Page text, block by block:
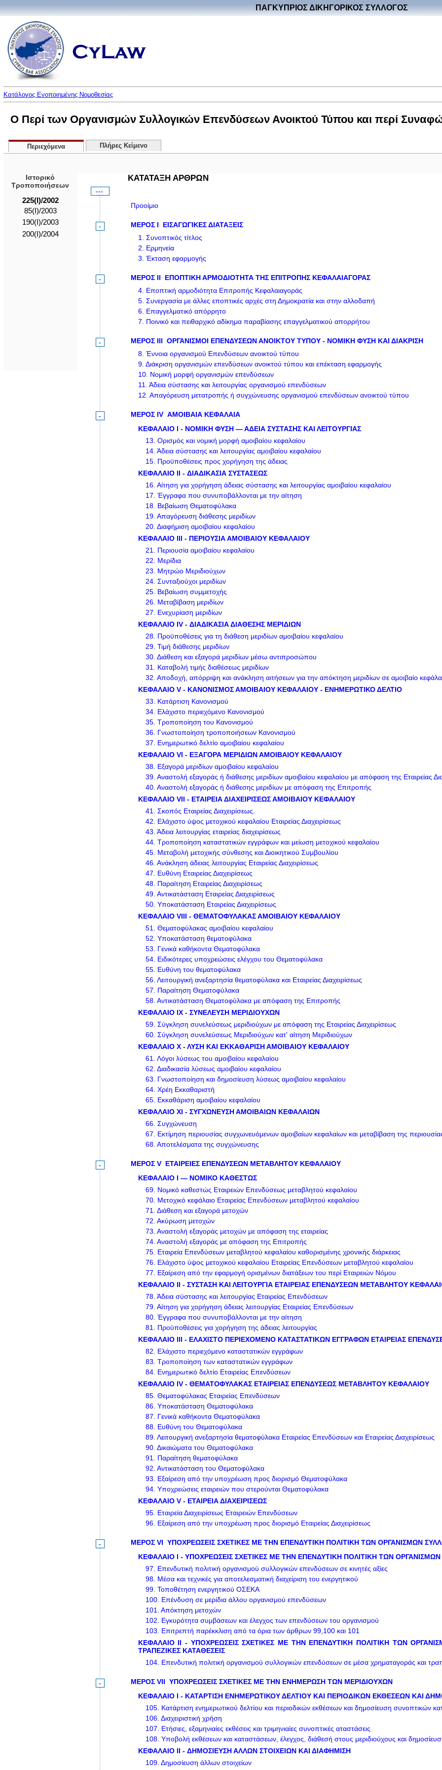
ΠΑΓΚΥΠΡΙΟΣ ΔΙΚΗΓΟΡΙΚΟΣ ΣΥΛΛΟΓΟΣ
Κατάλογος Ενοποιημένης Νομοθεσίας
Ο Περί των Οργανισμών Συλλογικών Επενδύσεων Ανοικτού Τύπου και περί
Περιεχόμενα Πλήρες Κείμενο
Ιστορικό
Τροποποιήσεων
225(I)/2002
85(I)/2003
190(I)/2003
200(I)/2004
ΚΑΤΑΤΑΞΗ ΑΡΘΡΩΝ
---
Προοίμιο
- ΜΕΡΟΣ I
ΕΙΣΑΓΩΓΙΚΕΣ ΔΙΑΤΑΞΕΙΣ
1. Συνοπτικός τίτλος
2. Ερμηνεία
3. Έκταση εφαρμογής
- ΜΕΡΟΣ II
ΕΠΟΠΤΙΚΗ ΑΡΜΟΔΙΟΤΗΤΑ ΤΗΣ ΕΠΙΤΡΟΠΗΣ ΚΕΦΑΛΑΙΑΓΟΡΑΣ
4. Εποπτική αρμοδιότητα Επιτροπής Κεφαλαιαγοράς
5. Συνεργασία με άλλες εποπτικές αρχές στη Δημοκρατία και στην αλλοδαπή
6. Επαγγελματικό απόρρητο
7. Ποινικό και πειθαρχικό αδίκημα παραβίασης επαγγελματικού απορρήτου
- ΜΕΡΟΣ III ΟΡΓΑΝΙΣΜΟΙ ΕΠΕΝΔΥΣΕΩΝ ΑΝΟΙΚΤΟΥ ΤΥΠΟΥ - ΝΟΜΙΚΗ ΦΥΣΗ ΚΑΙ ΔΙΑΚΡΙΣΗ
8. Έννοια οργανισμού Επενδύσεων ανοικτού τύπου
9. Διάκριση οργανισμών επενδύσεων ανοικτού τύπου και επέκταση εφαρμογής
10. Νομική μορφή οργανισμών επενδύσεων
11. Άδεια σύστασης και λειτουργίας οργανισμού επενδύσεων
12. Απαγόρευση μετατροπής ή συγχώνευσης οργανισμού επενδύσεων ανοικτού τύπου
- ΜΕΡΟΣ IV ΑΜΟΙΒΑΙΑ ΚΕΦΑΛΑΙΑ
ΚΕΦΑΛΑΙΟ I - ΝΟΜΙΚΗ ΦΥΣΗ — ΑΔΕΙΑ ΣΥΣΤΑΣΗΣ ΚΑΙ ΛΕΙΤΟΥΡΓΙΑΣ
13. Ορισμός και νομική μορφή αμοιβαίου κεφαλαίου
14. Άδεια σύστασης και λειτουργίας αμοιβαίου κεφαλαίου
15. Προϋποθέσεις προς χορήγηση της άδειας
ΚΕΦΑΛΑΙΟ II - ΔΙΑΔΙΚΑΣΙΑ ΣΥΣΤΑΣΕΩΣ
16. Αίτηση για χορήγηση άδειας σύστασης και λειτουργίας αμοιβαίου κεφαλαίου
17. Έγγραφα που συνυποβάλλονται με την αίτηση
18. Βεβαίωση Θεματοφύλακα
19. Απαγόρευση διάθεσης μεριδίων
20. Διαφήμιση αμοιβαίου κεφαλαίου
ΚΕΦΑΛΑΙΟ III - ΠΕΡΙΟΥΣΙΑ ΑΜΟΙΒΑΙΟΥ ΚΕΦΑΛΑΙΟΥ
21. Περιουσία αμοιβαίου κεφαλαίου
22. Μερίδια
23. Μητρώο Μεριδιούχων
24. Συνταξιούχοι μεριδίων
25. Βεβαίωση συμμετοχής
26. Μεταβίβαση μεριδίων
27. Ενεχυρίαση μεριδίων
ΚΕΦΑΛΑΙΟ IV - ΔΙΑΔΙΚΑΣΙΑ ΔΙΑΘΕΣΗΣ ΜΕΡΙΔΙΩΝ
28. Προϋποθέσεις για τη διάθεση μεριδίων αμοιβαίου κεφαλαίου
29. Τιμή διάθεσης μεριδίων
30. Διάθεση και εξαγορά μεριδίων μέσω αντιπροσώπου
31. Καταβολή τιμής διαθέσεως μεριδίων
32. Αποδοχή, απόρριψη και ανάκληση αιτήσεων για την απόκτηση μεριδίων σε αμοιβαίο
ΚΕΦΑΛΑΙΟ V - ΚΑΝΟΝΙΣΜΟΣ ΑΜΟΙΒΑΙΟΥ ΚΕΦΑΛΑΙΟΥ - ΕΝΗΜΕΡΩΤΙΚΟ ΔΕΛΤΙΟ
33. Κατάρτιση Κανονισμού
34. Ελάχιστο περιεχόμενο Κανονισμού
35. Τροποποίηση του Κανονισμού
36. Γνωστοποίηση τροποποιήσεων Κανονισμού
37. Ενημερωτικό δελτίο αμοιβαίου κεφαλαίου
ΚΕΦΑΛΑΙΟ VI - ΕΞΑΓΟΡΑ ΜΕΡΙΔΙΩΝ ΑΜΟΙΒΑΙΟΥ ΚΕΦΑΛΑΙΟΥ
38. Εξαγορά μεριδίων αμοιβαίου κεφαλαίου
39. Αναστολή εξαγοράς ή διάθεσης μεριδίων αμοιβαίου κεφαλαίου με απόφαση της Εταιρείας
40. Αναστολή εξαγοράς ή διάθεσης μεριδίων με απόφαση της Επιτροπής
ΚΕΦΑΛΑΙΟ VII - ΕΤΑΙΡΕΙΑ ΔΙΑΧΕΙΡΙΣΕΩΣ ΑΜΟΙΒΑΙΟΥ ΚΕΦΑΛΑΙΟΥ
41. Σκοπός Εταιρείας Διαχειρίσεως.
42. Ελάχιστο ύψος μετοχικού κεφαλαίου Εταιρείας Διαχειρίσεως
43. Άδεια λειτουργίας εταιρείας διαχειρίσεως
44. Τροποποίηση καταστατικών εγγράφων και μείωση μετοχικού κεφαλαίου
45. Μεταβολή μετοχικής σύνθεσης και Διοικητικού Συμβουλίου
46. Ανάκληση άδειας λειτουργίας Εταιρείας Διαχειρίσεως
47. Ευθύνη Εταιρείας Διαχειρίσεως
48. Παραίτηση Εταιρείας Διαχειρίσεως
49. Αντικατάσταση Εταιρείας Διαχειρίσεως
50. Υποκατάσταση Εταιρείας Διαχειρίσεως
ΚΕΦΑΛΑΙΟ VIII - ΘΕΜΑΤΟΦΥΛΑΚΑΣ ΑΜΟΙΒΑΙΟΥ ΚΕΦΑΛΑΙΟΥ
51. Θεματοφύλακας αμοιβαίου κεφαλαίου
52. Υποκατάσταση θεματοφύλακα
53. Γενικά καθήκοντα Θεματοφύλακα
54. Ειδικότερες υποχρεώσεις ελέγχου του Θεματοφύλακα
55. Ευθύνη του θεματοφύλακα
56. Λειτουργική ανεξαρτησία θεματοφύλακα και Εταιρείας Διαχειρίσεως
57. Παραίτηση Θεματοφύλακα
58. Αντικατάσταση Θεματοφύλακα με απόφαση της Επιτροπής
ΚΕΦΑΛΑΙΟ IX - ΣΥΝΕΛΕΥΣΗ ΜΕΡΙΔΙΟΥΧΩΝ
59. Σύγκληση συνελεύσεως μεριδιούχων με απόφαση της Εταιρείας Διαχειρίσεως
60. Σύγκληση συνελεύσεως Μεριδιούχων κατ' αίτηση Μεριδιούχων
ΚΕΦΑΛΑΙΟ Χ - ΛΥΣΗ ΚΑΙ ΕΚΚΑΘΑΡΙΣΗ ΑΜΟΙΒΑΙΟΥ ΚΕΦΑΛΑΙΟΥ
61. Λόγοι λύσεως του αμοιβαίου κεφαλαίου
62. Διαδικασία λύσεως αμοιβαίου κεφαλαίου
63. Γνωστοποίηση και δημοσίευση λύσεως αμοιβαίου κεφαλαίου
64. Χρέη Εκκαθαριστή
65. Εκκαθάριση αμοιβαίου κεφαλαίου
ΚΕΦΑΛΑΙΟ XI - ΣΥΓΧΩΝΕΥΣΗ ΑΜΟΙΒΑΙΩΝ ΚΕΦΑΛΑΙΩΝ
66. Συγχώνευση
67. Εκτίμηση περιουσίας συγχωνευόμενων αμοιβαίων κεφαλαίων και μεταβίβαση της
68. Αποτελέσματα της συγχώνευσης
- ΜΕΡΟΣ V ΕΤΑΙΡΕΙΕΣ ΕΠΕΝΔΥΣΕΩΝ ΜΕΤΑΒΛΗΤΟΥ ΚΕΦΑΛΑΙΟΥ
ΚΕΦΑΛΑΙΟ I — ΝΟΜΙΚΟ ΚΑΘΕΣΤΩΣ
69. Νομικό καθεστώς Εταιρειών Επενδύσεως μεταβλητού κεφαλαίου
70. Μετοχικό κεφάλαιο Εταιρείας Επενδύσεων μεταβλητού κεφαλαίου
71. Διάθεση και εξαγορά μετοχών
72. Ακύρωση μετοχών
73. Αναστολή εξαγοράς μετοχών με απόφαση της εταιρείας
74. Αναστολή εξαγοράς με απόφαση της Επιτροπής
75. Εταιρεία Επενδύσεων μεταβλητού κεφαλαίου καθορισμένης χρονικής διάρκειας
76. Ελάχιστο ύψος μετοχικού κεφαλαίου Εταιρείας Επενδύσεων μεταβλητού κεφαλαίου
77. Εξαίρεση από την εφαρμογή ορισμένων διατάξεων του περί Εταιρειών Νόμου
ΚΕΦΑΛΑΙΟ II - ΣΥΣΤΑΣΗ ΚΑΙ ΛΕΙΤΟΥΡΓΙΑ ΕΤΑΙΡΕΙΑΣ ΕΠΕΝΔΥΣΕΩΝ ΜΕΤΑΒΛΗΤΟΥ
78. Άδεια σύστασης και λειτουργίας Εταιρείας Επενδύσεων
79. Αίτηση για χορήγηση άδειας λειτουργίας Εταιρείας Επενδύσεων
80. Έγγραφα που συνυποβάλλονται με την αίτηση
81. Προϋποθέσεις για χορήγηση της άδειας λειτουργίας
ΚΕΦΑΛΑΙΟ III - ΕΛΑΧΙΣΤΟ ΠΕΡΙΕΧΟΜΕΝΟ ΚΑΤΑΣΤΑΤΙΚΩΝ ΕΓΓΡΑΦΩΝ ΕΤΑΙΡΕΙΑΣ
82. Ελάχιστο περιεχόμενο καταστατικών εγγράφων
83. Τροποποίηση των καταστατικών εγγράφων
84. Ενημερωτικό δελτίο Εταιρείας Επενδύσεων
ΚΕΦΑΛΑΙΟ IV - ΘΕΜΑΤΟΦΥΛΑΚΑΣ ΕΤΑΙΡΕΙΑΣ ΕΠΕΝΔΥΣΕΩΣ ΜΕΤΑΒΛΗΤΟΥ ΚΕΦΑΛΑΙΟΥ
85. Θεματοφύλακας Εταιρείας Επενδύσεων
86. Υποκατάσταση Θεματοφύλακα
87. Γενικά καθήκοντα Θεματοφύλακα
88. Ευθύνη του Θεματοφύλακα
89. Λειτουργική ανεξαρτησία θεματοφύλακα Εταιρείας Επενδύσεων και Εταιρείας Διαχειρίσεως
90. Δικαιώματα του Θεματοφύλακα
91. Παραίτηση θεματοφύλακα
92. Αντικατάσταση του Θεματοφύλακα
93. Εξαίρεση από την υποχρέωση προς διορισμό Θεματοφύλακα
94. Υποχρεώσεις εταιρειών που στερούνται Θεματοφύλακα
ΚΕΦΑΛΑΙΟ V - ΕΤΑΙΡΕΙΑ ΔΙΑΧΕΙΡΙΣΕΩΣ
95. Εταιρεία Διαχειρίσεως Εταιρειών Επενδύσεων
96. Εξαίρεση από την υποχρέωση προς διορισμό Εταιρείας Διαχειρίσεως
- ΜΕΡΟΣ VI ΥΠΟΧΡΕΩΣΕΙΣ ΣΧΕΤΙΚΕΣ ΜΕ ΤΗΝ ΕΠΕΝΔΥΤΙΚΗ ΠΟΛΙΤΙΚΗ ΤΩΝ ΟΡΓΑΝΙΣΜΩΝ
ΚΕΦΑΛΑΙΟ I - ΥΠΟΧΡΕΩΣΕΙΣ ΣΧΕΤΙΚΕΣ ΜΕ ΤΗΝ ΕΠΕΝΔΥΤΙΚΗ ΠΟΛΙΤΙΚΗ ΤΩΝ
97. Επενδυτική πολιτική οργανισμού συλλογικών επενδύσεων σε κινητές αξίες
98. Μέσα και τεχνικές για αποτελεσματική διαχείριση του ενεργητικού
99. Τοποθέτηση ενεργητικού ΟΣΕΚΑ
100. Επένδυση σε μερίδια άλλου οργανισμού επενδύσεων
101. Απόκτηση μετοχών
102. Εγκυρότητα συμβάσεων και έλεγχος των επενδύσεων του οργανισμού
103. Επιτρεπτή παρέκκλιση από τα όρια των άρθρων 99,100 και 101
ΚΕΦΑΛΑΙΟ II - ΥΠΟΧΡΕΩΣΕΙΣ ΣΧΕΤΙΚΕΣ ΜΕ ΤΗΝ ΕΠΕΝΔΥΤΙΚΗ ΠΟΛΙΤΙΚΗ ΤΩΝ
ΤΡΑΠΕΖΙΚΕΣ ΚΑΤΑΘΕΣΕΙΣ
104. Επενδυτική πολιτική οργανισμού συλλογικών επενδύσεων σε μέσα χρηματαγοράς και
- ΜΕΡΟΣ VII ΥΠΟΧΡΕΩΣΕΙΣ ΣΧΕΤΙΚΕΣ ΜΕ ΤΗΝ ΕΝΗΜΕΡΩΣΗ ΤΩΝ ΜΕΡΙΔΙΟΥΧΩΝ
ΚΕΦΑΛΑΙΟ I - ΚΑΤΑΡΤΙΣΗ ΕΝΗΜΕΡΩΤΙΚΟΥ ΔΕΛΤΙΟΥ ΚΑΙ ΠΕΡΙΟΔΙΚΩΝ ΕΚΘΕΣΕΩΝ ΚΑΙ
105. Κατάρτιση ενημερωτικού δελτίου και περιοδικών εκθέσεων και δημοσίευση συνοπτικών
106. Διαχειριστική χρήση
107. Ετήσιες, εξαμηνιαίες εκθέσεις και τριμηνιαίες συνοπτικές αταστάσεις
108. Υποβολή εκθέσεων και καταστάσεων, έλεγχος, διάθεσή στους μεριδιούχους και
ΚΕΦΑΛΑΙΟ II - ΔΗΜΟΣΙΕΥΣΗ ΑΛΛΩΝ ΣΤΟΙΧΕΙΩΝ ΚΑΙ ΔΙΑΦΗΜΙΣΗ
109. Δημοσίευση άλλων στοιχείων